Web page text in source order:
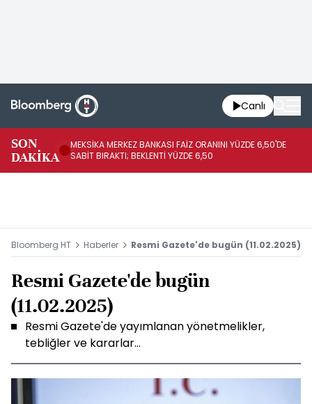
Canlı
SON
DAKİKA
MEKSİKA MERKEZ BANKASI FAİZ ORANINI YÜZDE 6,50'DE
SABİT BIRAKTI; BEKLENTİ YÜZDE 6,50
Bloomberg HT Haberler Resmi Gazete'de bugün (11.02.2025)
Resmi Gazete'de bugün
(11.02.2025)
Resmi Gazete'de yayımlanan yönetmelikler,
tebliğler ve kararlar...